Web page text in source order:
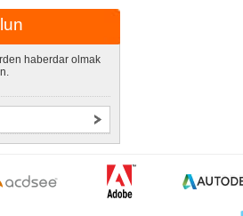
haberdar olmak